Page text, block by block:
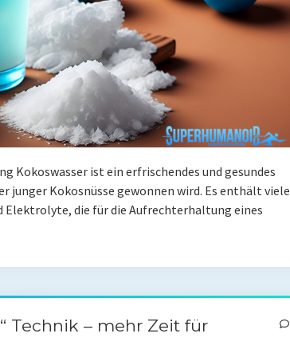
Kokoswasser ist ein erfrischendes und gesundes
junger Kokosnüsse gewonnen wird. Es enthält viele
die für die Aufrechterhaltung eines
Technik – mehr Zeit für